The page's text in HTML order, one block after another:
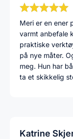
Meri er en ener
varmt anbefale
praktiske
på nye måter.
meg. Hun har
ta et skikkelig
Katrine